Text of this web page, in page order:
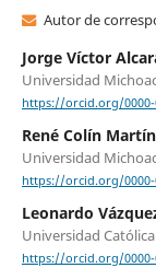
Autor de
Jorge Víctor
Universidad
https://orcid.org/0000-
René Colín
Universidad
https://orcid.org/0000-
Leonardo
Universidad
https://orcid.org/0000-